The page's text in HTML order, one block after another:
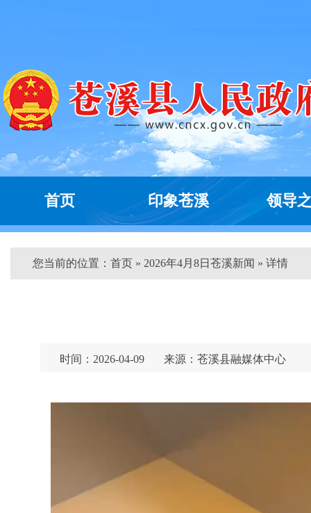
首页 印象苍溪 领导
您当前的位置： 首页 » 2026年4月8日苍溪新闻 » 详情
时间：2026-04-09 来源：苍溪县融媒体中心